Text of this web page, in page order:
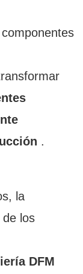
.
la
de los
DFM